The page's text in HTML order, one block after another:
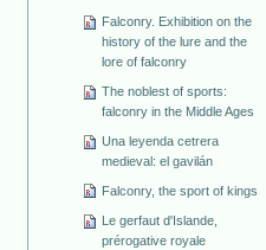
Falconry. Exhibition on the
history of the lure and the
lore of falconry
The noblest of sports:
falconry in the Middle Ages
Una leyenda cetrera
medieval: el gavilán
Falconry, the sport of kings
Le gerfaut d'Islande,
prérogative royale